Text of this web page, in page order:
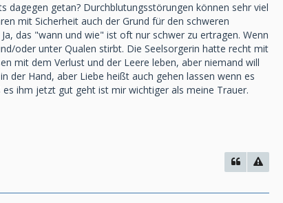
dagegen getan? Durchblutungsstörungen können sehr viel
mit Sicherheit auch der Grund für den schweren
das "wann und wie" ist oft nur schwer zu ertragen. Wenn
oder unter Qualen stirbt. Die Seelsorgerin hatte recht mit
mit dem Verlust und der Leere leben, aber niemand will
der Hand, aber Liebe heißt auch gehen lassen wenn es
ihm jetzt gut geht ist mir wichtiger als meine Trauer.